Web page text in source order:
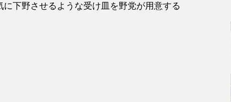
下野させるような受け皿を野党が用意する